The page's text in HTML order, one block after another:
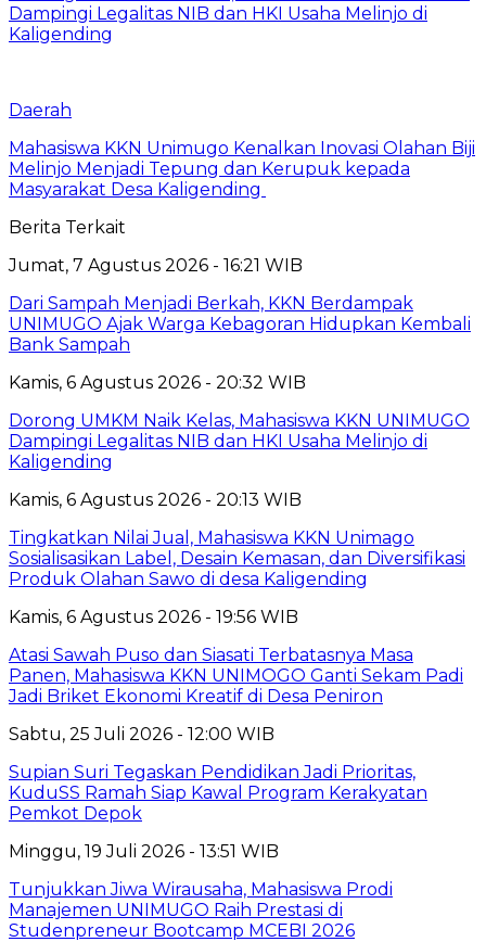
Dampingi Legalitas NIB dan HKI Usaha Melinjo di
Kaligending
Daerah
Mahasiswa KKN Unimugo Kenalkan Inovasi Olahan Biji
Melinjo Menjadi Tepung dan Kerupuk kepada
Masyarakat Desa Kaligending
Berita Terkait
Jumat, 7 Agustus 2026 - 16:21 WIB
Dari Sampah Menjadi Berkah, KKN Berdampak
UNIMUGO Ajak Warga Kebagoran Hidupkan Kembali
Bank Sampah
Kamis, 6 Agustus 2026 - 20:32 WIB
Dorong UMKM Naik Kelas, Mahasiswa KKN UNIMUGO
Dampingi Legalitas NIB dan HKI Usaha Melinjo di
Kaligending
Kamis, 6 Agustus 2026 - 20:13 WIB
Tingkatkan Nilai Jual, Mahasiswa KKN Unimago
Sosialisasikan Label, Desain Kemasan, dan Diversifikasi
Produk Olahan Sawo di desa Kaligending
Kamis, 6 Agustus 2026 - 19:56 WIB
Atasi Sawah Puso dan Siasati Terbatasnya Masa
Panen, Mahasiswa KKN UNIMOGO Ganti Sekam Padi
Jadi Briket Ekonomi Kreatif di Desa Peniron
Sabtu, 25 Juli 2026 - 12:00 WIB
Supian Suri Tegaskan Pendidikan Jadi Prioritas,
KuduSS Ramah Siap Kawal Program Kerakyatan
Pemkot Depok
Minggu, 19 Juli 2026 - 13:51 WIB
Tunjukkan Jiwa Wirausaha, Mahasiswa Prodi
Manajemen UNIMUGO Raih Prestasi di
Studenpreneur Bootcamp MCEBI 2026